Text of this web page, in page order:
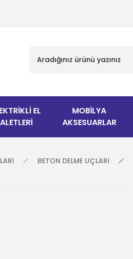
EL
ALETLERİ
MOBİLYA
AKSESUARLAR
BETON DELME UÇLARI